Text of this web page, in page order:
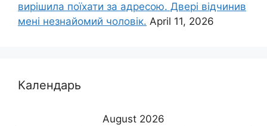
вирішила поїхати за адресою. Двері відчинив
мені незнайомий чоловік. April 11, 2026
Календарь
August 2026